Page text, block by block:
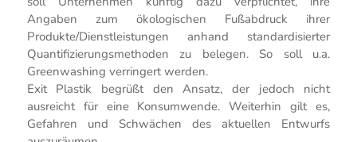
Angaben zum ökologischen Fußabdruck ihrer
Produkte/Dienstleistungen anhand standardisierter
Quantifizierungsmethoden zu belegen. So soll u.a.
Greenwashing verringert werden.
Exit Plastik begrüßt den Ansatz, der jedoch nicht
ausreicht für eine Konsumwende. Weiterhin gilt es,
Gefahren und Schwächen des aktuellen Entwurfs